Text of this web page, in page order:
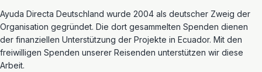
Ayuda Directa Deutschland wurde 2004 als deutscher Zweig der
Organisation gegründet. Die dort gesammelten Spenden dienen
der finanziellen Unterstützung der Projekte in Ecuador. Mit den
freiwilligen Spenden unserer Reisenden unterstützen wir diese
Arbeit.